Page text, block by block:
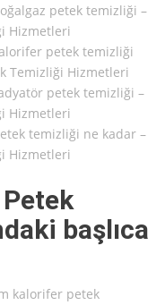
petek temizliği –
Hizmetleri
petek temizliği
Temizliği Hizmetleri
petek temizliği –
Hizmetleri
temizliği ne kadar –
Hizmetleri
başlıca
kalorifer petek